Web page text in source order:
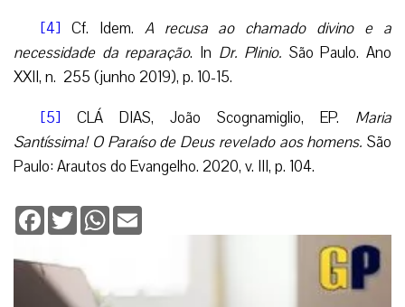
[4] Cf. Idem. A recusa ao chamado divino e a
necessidade da reparação. In Dr. Plinio. São Paulo. Ano
XXII, n. 255 (junho 2019), p. 10-15.
[5] CLÁ DIAS, João Scognamiglio, EP. Maria
Santíssima! O Paraíso de Deus revelado aos homens. São
Paulo: Arautos do Evangelho. 2020, v. III, p. 104.
Facebook
TwitterWhatsApp